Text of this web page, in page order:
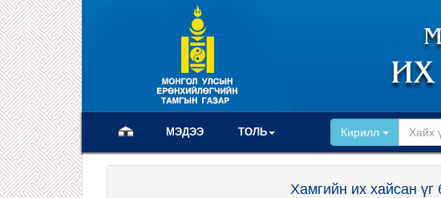
(current)МЭДЭЭ ТОЛЬ Кирилл
Хамгийн их хайсан